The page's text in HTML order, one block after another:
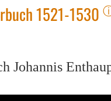
1521-1530
Johannis